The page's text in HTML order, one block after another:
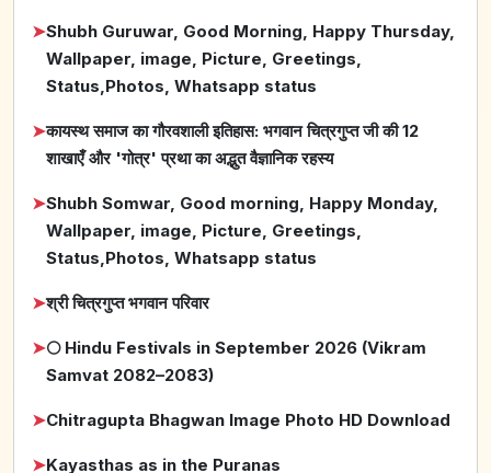
➤Shubh Guruwar, Good Morning, Happy Thursday,
Wallpaper, image, Picture, Greetings,
Status,Photos, Whatsapp status
➤कायस्थ समाज का गौरवशाली इतिहास: भगवान चित्रगुप्त जी की 12
शाखाएँ और 'गोत्र' प्रथा का अद्भुत वैज्ञानिक रहस्य
➤Shubh Somwar, Good morning, Happy Monday,
Wallpaper, image, Picture, Greetings,
Status,Photos, Whatsapp status
➤श्री चित्रगुप्त भगवान परिवार
➤🌕 Hindu Festivals in September 2026 (Vikram
Samvat 2082–2083)
➤Chitragupta Bhagwan Image Photo HD Download
➤Kayasthas as in the Puranas